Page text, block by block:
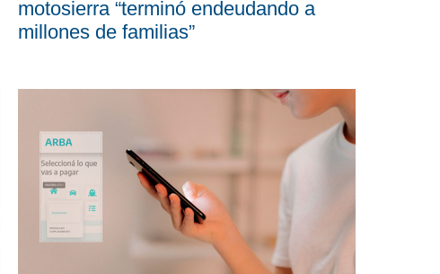
motosierra “terminó endeudando a
millones de familias”